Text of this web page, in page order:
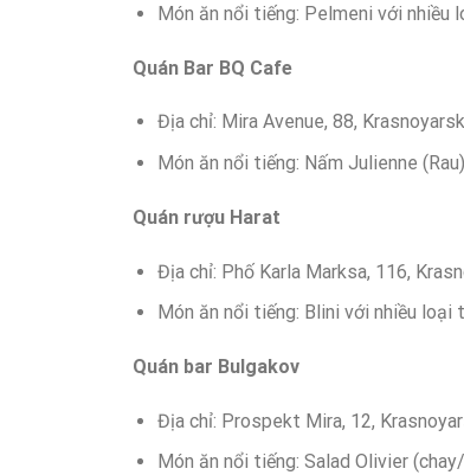
Món ăn nổi tiếng: Pelmeni với nhiều
Quán Bar BQ Cafe
Địa chỉ: Mira Avenue, 88,
Món ăn nổi tiếng: Nấm Julienne (Rau)
Quán rượu Harat
Địa chỉ: Phố Karla Marksa, 116,
Món ăn nổi tiếng: Blini với nhiều loại
Quán bar Bulgakov
Địa chỉ: Prospekt Mira, 12,
Món ăn nổi tiếng: Salad Olivier